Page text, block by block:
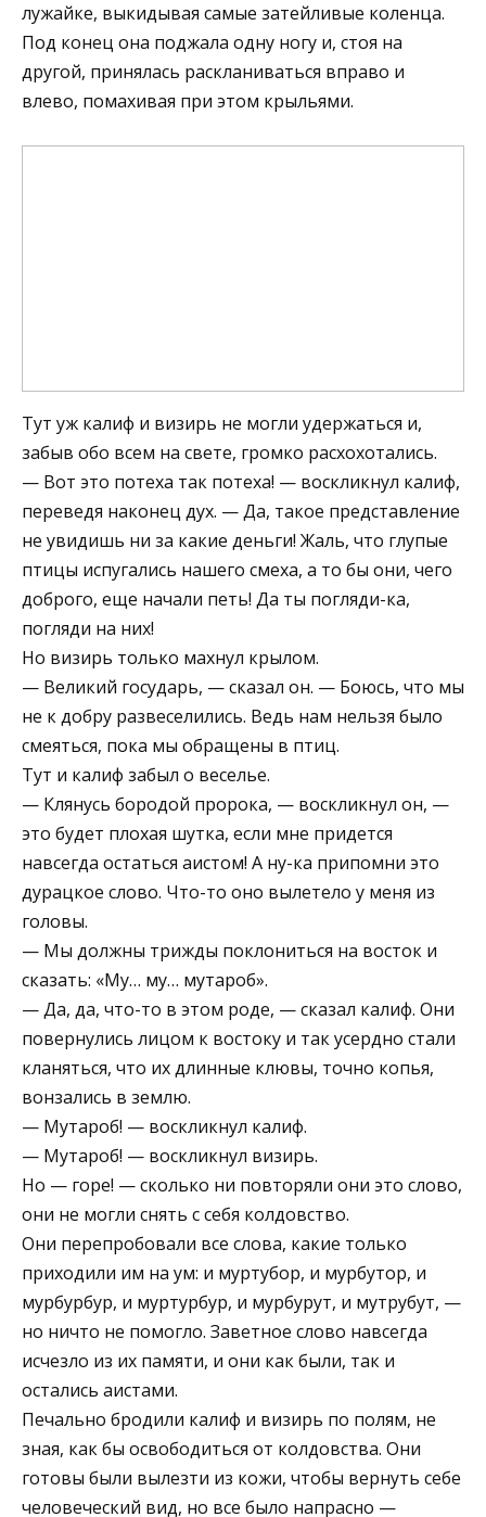
лужайке, выкидывая самые затейливые коленца.
Под конец она поджала одну ногу и, стоя на
другой, принялась раскланиваться вправо и
влево, помахивая при этом крыльями.
Тут уж калиф и визирь не могли удержаться и,
забыв обо всем на свете, громко расхохотались.
— Вот это потеха так потеха! — воскликнул калиф,
переведя наконец дух. — Да, такое представление
не увидишь ни за какие деньги! Жаль, что глупые
птицы испугались нашего смеха, а то бы они, чего
доброго, еще начали петь! Да ты погляди-ка,
погляди на них!
Но визирь только махнул крылом.
— Великий государь, — сказал он. — Боюсь, что мы
не к добру развеселились. Ведь нам нельзя было
смеяться, пока мы обращены в птиц.
Тут и калиф забыл о веселье.
— Клянусь бородой пророка, — воскликнул он, —
это будет плохая шутка, если мне придется
навсегда остаться аистом! А ну-ка припомни это
дурацкое слово. Что-то оно вылетело у меня из
головы.
— Мы должны трижды поклониться на восток и
сказать: «My… му… мутароб».
— Да, да, что-то в этом роде, — сказал калиф. Они
повернулись лицом к востоку и так усердно стали
кланяться, что их длинные клювы, точно копья,
вонзались в землю.
— Мутароб! — воскликнул калиф.
— Мутароб! — воскликнул визирь.
Но — горе! — сколько ни повторяли они это слово,
они не могли снять с себя колдовство.
Они перепробовали все слова, какие только
приходили им на ум: и муртубор, и мурбутор, и
мурбурбур, и муртурбур, и мурбурут, и мутрубут, —
но ничто не помогло. Заветное слово навсегда
исчезло из их памяти, и они как были, так и
остались аистами.
Печально бродили калиф и визирь по полям, не
зная, как бы освободиться от колдовства. Они
готовы были вылезти из кожи, чтобы вернуть себе
человеческий вид, но все было напрасно —